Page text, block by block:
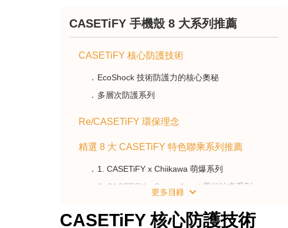
CASETiFY 手機殼 8 大系列推薦
CASETiFY 核心防護技術
EcoShock 技術防護力的核心奧秘
多層次防護系列
Re/CASETiFY 環保理念
精選 8 大 CASETiFY 特色聯乘系列推薦
1. CASETiFY x Chiikawa 萌爆系列
2. CASETiFY x Sonny Angel 夢幻治癒系列
4. CASETiFY x One Piece 航海王熱血系列
CASETiFY 核心防護技術